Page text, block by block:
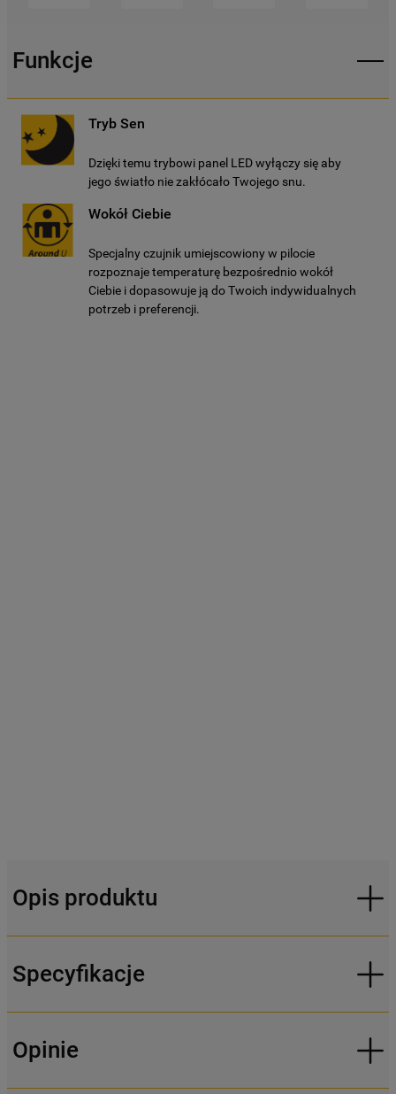
Funkcje
Tryb Sen
Dzięki temu trybowi panel LED wyłączy się aby
jego światło nie zakłócało Twojego snu.
Wokół Ciebie
Specjalny czujnik umiejscowiony w pilocie
rozpoznaje temperaturę bezpośrednio wokół
Ciebie i dopasowuje ją do Twoich indywidualnych
potrzeb i preferencji.
Opis produktu
Specyfikacje
Opinie